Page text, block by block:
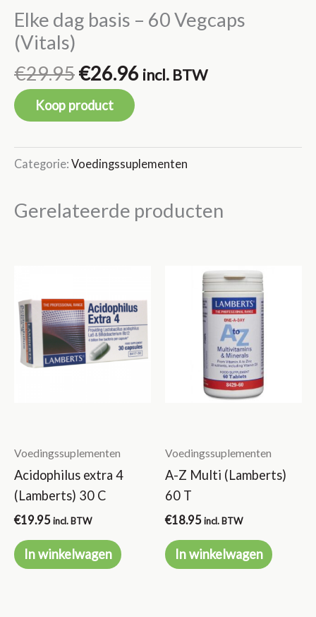
Elke dag basis – 60 Vegcaps
(Vitals)
€29.95Oorspronkelijke
prijs
was:
€26.96 Huidige
incl. BTW
Koop product
Categorie: Voedingssuplementen
Gerelateerde producten
Voedingssuplementen
Acidophilus extra 4
(Lamberts) 30 C
€19.95incl. BTW
In winkelwagen
Voedingssuplementen
A-Z Multi (Lamberts)
60 T
€18.95incl. BTW
In winkelwagen